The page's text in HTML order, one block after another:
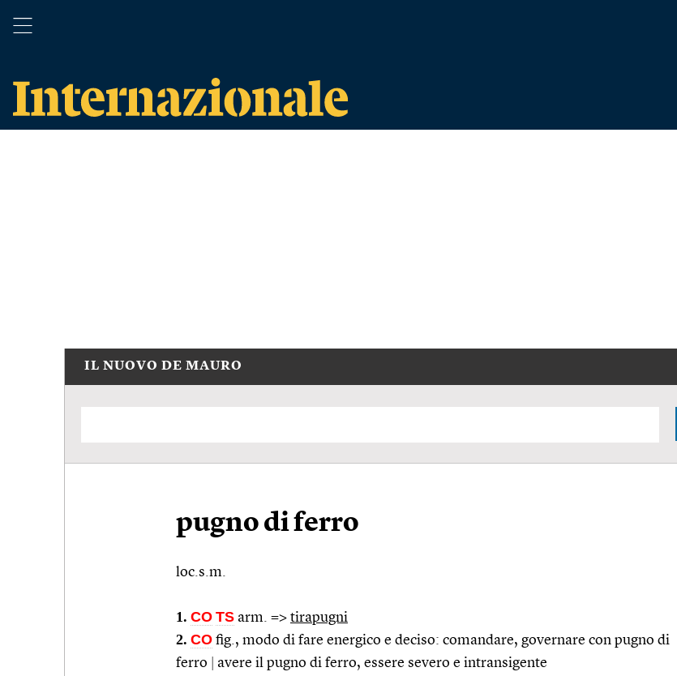
IL NUOVO DE MAURO
pugno di ferro
loc.s.m.
1. CO TS arm. => tirapugni
2. CO fig., modo di fare energico e deciso: comandare, governare con pugno di
ferro
avere il pugno di ferro, essere severo e intransigente